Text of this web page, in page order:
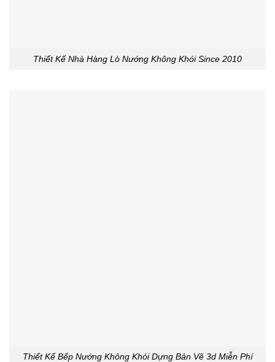
Thiết Kế Nhà Hàng Lò Nướng Không Khói Since 2010
Thiết Kế Bếp Nướng Không Khói Dựng Bản Vẽ 3d Miễn Phí